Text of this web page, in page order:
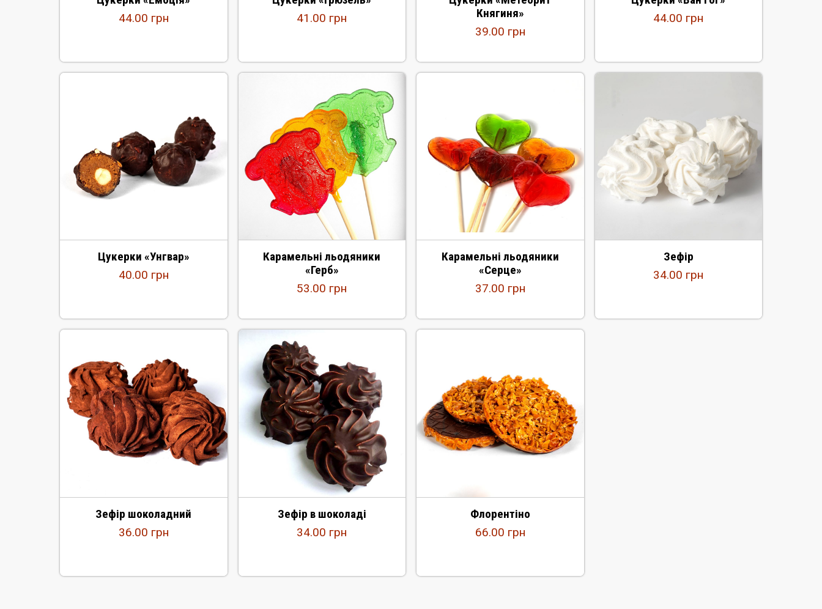
44.00 грн
41.00 грн
Княгиня»
39.00 грн
44.00 грн
Цукерки «Унгвар»
40.00 грн
Карамельні льодяники
«Герб»
53.00 грн
Карамельні льодяники
«Серце»
37.00 грн
Зефір
34.00 грн
Зефір шоколадний
36.00 грн
Зефір в шоколаді
34.00 грн
Флорентіно
66.00 грн